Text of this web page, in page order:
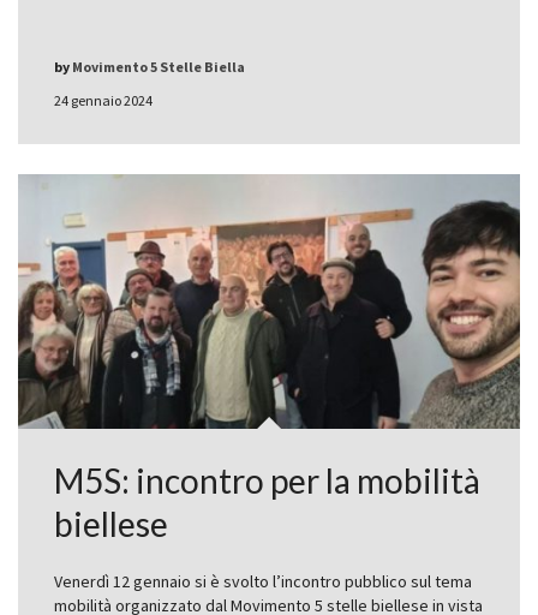
24 gennaio 2024
by Movimento 5 Stelle Biella
M5S: incontro per la mobilità
biellese
Venerdì 12 gennaio si è svolto l’incontro pubblico sul tema
mobilità organizzato dal Movimento 5 stelle biellese in vista